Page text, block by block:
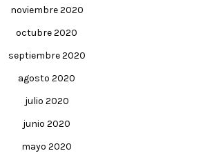
noviembre 2020
octubre 2020
septiembre 2020
agosto 2020
julio 2020
junio 2020
mayo 2020